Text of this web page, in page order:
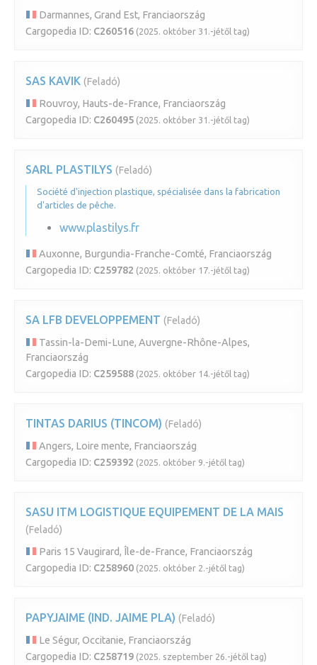
Darmannes, Grand Est, Franciaország
Cargopedia ID: C260516 (2025. október 31.-jétől tag)
SAS KAVIK (Feladó)
Rouvroy, Hauts-de-France, Franciaország
Cargopedia ID: C260495 (2025. október 31.-jétől tag)
SARL PLASTILYS (Feladó)
Société d'injection plastique, spécialisée dans la fabrication
d'articles de pêche.
www.plastilys.fr
Auxonne, Burgundia-Franche-Comté, Franciaország
Cargopedia ID: C259782 (2025. október 17.-jétől tag)
SA LFB DEVELOPPEMENT (Feladó)
Tassin-la-Demi-Lune, Auvergne-Rhône-Alpes,
Franciaország
Cargopedia ID: C259588 (2025. október 14.-jétől tag)
TINTAS DARIUS (TINCOM) (Feladó)
Angers, Loire mente, Franciaország
Cargopedia ID: C259392 (2025. október 9.-jétől tag)
SASU ITM LOGISTIQUE EQUIPEMENT DE LA MAIS
(Feladó)
Paris 15 Vaugirard, Île-de-France, Franciaország
Cargopedia ID: C258960 (2025. október 2.-jétől tag)
PAPYJAIME (IND. JAIME PLA) (Feladó)
Le Ségur, Occitanie, Franciaország
Cargopedia ID: C258719 (2025. szeptember 26.-jétől tag)